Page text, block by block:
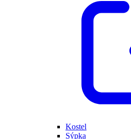
Kostel
Sýpka